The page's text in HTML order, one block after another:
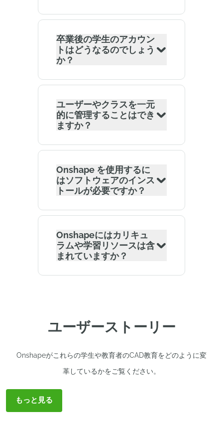
卒業後の学生のアカウン
トはどうなるのでしょう
か？
ユーザーやクラスを一元
的に管理することはでき
ますか？
Onshape を使用するに
はソフトウェアのインス
トールが必要ですか？
Onshapeにはカリキュ
ラムや学習リソースは含
まれていますか？
ユーザーストーリー
Onshapeがこれらの学生や教育者のCAD教育をどのように変
革しているかをご覧ください。
もっと見る